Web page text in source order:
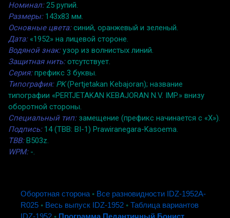
Номинал:25 рупий.
Размеры:143x83 мм.
Основные цвета:синий, оранжевый и зеленый.
Дата:«1952» на лицевой стороне.
Водяной знак:узор из волнистых линий.
Защитная нить:отсутствует.
Серия:префикс 3 буквы.
Типография: PK(Pertjetakan Kebajoran); название
типографии «PERTJETAKAN KEBAJORAN N.V. IMP.» внизу
оборотной стороны.
Специальный тип:замещение (префикс начинается с «X»).
Подпись:14 (TBB: BI-1) Prawiranegara-Kasoema.
TBB:B503z.
WPM:-.
Оборотная сторона◦ Все разновидности IDZ-1952A-
R025 ◦ Весь выпуск IDZ-1952 ◦ Таблица вариантов
IDZ-1952
Программа Педантичный Бонист